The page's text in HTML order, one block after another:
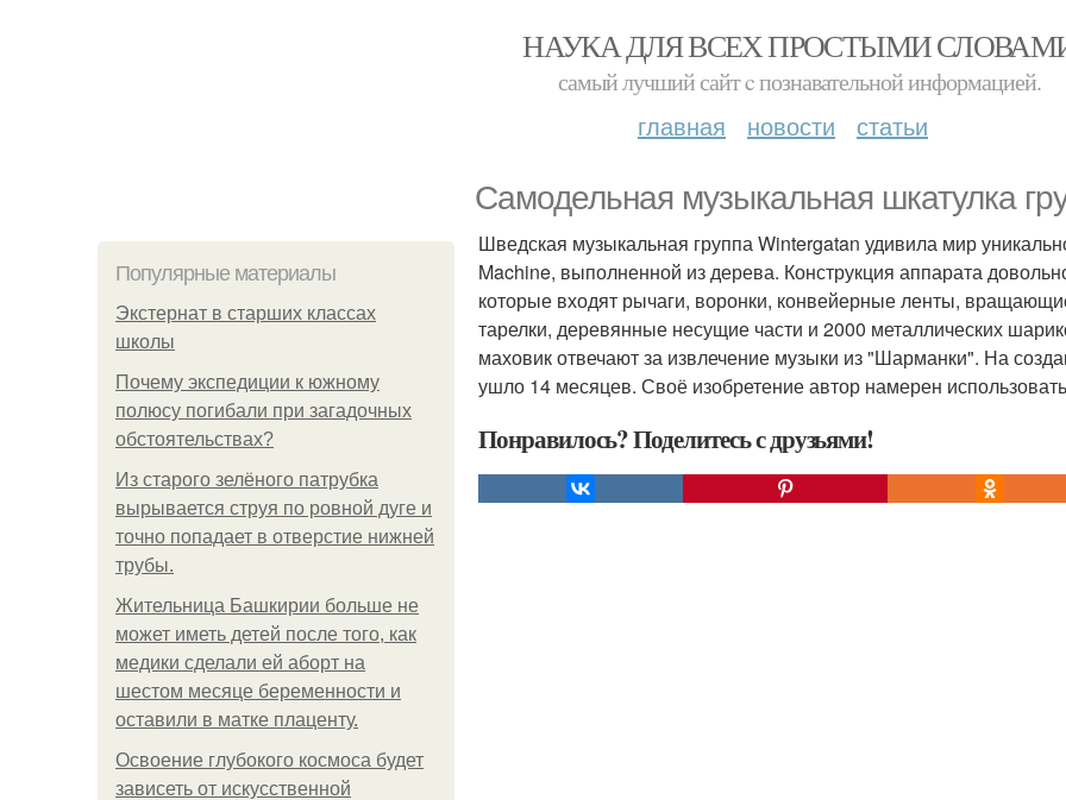
НАУКА ДЛЯ ВСЕХ ПРОСТЫМИ
самый лучший сайт c познавательной информацией.
главная новости статьи
Самодельная музыкальная шкатулка
Популярные материалы
Экстернат в старших классах
школы
Почему экспедиции к южному
полюсу погибали при загадочных
обстоятельствах?
Из старого зелёного патрубка
вырывается струя по ровной дуге и
точно попадает в отверстие нижней
трубы.
Жительница Башкирии больше не
может иметь детей после того, как
медики сделали ей аборт на
шестом месяце беременности и
оставили в матке плаценту.
Освоение глубокого космоса будет
зависеть от искусственной
Шведская музыкальная группа Wintergatan удивила мир
Machine, выполненной из дерева. Конструкция аппарата
которые входят рычаги, воронки, конвейерные ленты,
тарелки, деревянные несущие части и 2000 металлических
маховик отвечают за извлечение музыки из "Шарманки". На
ушло 14 месяцев. Своё изобретение автор намерен
Понравилось? Поделитесь с друзьями!